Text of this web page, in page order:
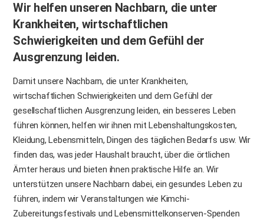
Wir helfen unseren Nachbarn, die unter
Krankheiten, wirtschaftlichen
Schwierigkeiten und dem Gefühl der
Ausgrenzung leiden.
Damit unsere Nachbarn, die unter Krankheiten,
wirtschaftlichen Schwierigkeiten und dem Gefühl der
gesellschaftlichen Ausgrenzung leiden, ein besseres Leben
führen können, helfen wir ihnen mit Lebenshaltungskosten,
Kleidung, Lebensmitteln, Dingen des täglichen Bedarfs usw. Wir
finden das, was jeder Haushalt braucht, über die örtlichen
Ämter heraus und bieten ihnen praktische Hilfe an. Wir
unterstützen unsere Nachbarn dabei, ein gesundes Leben zu
führen, indem wir Veranstaltungen wie Kimchi-
Zubereitungsfestivals und Lebensmittelkonserven-Spenden